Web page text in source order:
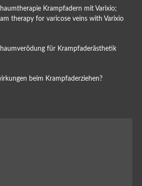
Krampfadern mit Varixio;
therapy for varicose veins with Varixio
für Krampfaderästhetik
beim Krampfaderziehen?